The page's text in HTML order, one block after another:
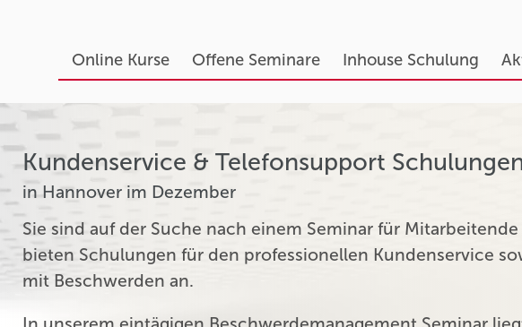
Online Kurse Offene Seminare Inhouse Schulung
Kundenservice & Telefonsupport
in Hannover im Dezember
Sie sind auf der Suche nach einem Seminar für
bieten Schulungen für den professionellen Kundenservice
mit Beschwerden an.